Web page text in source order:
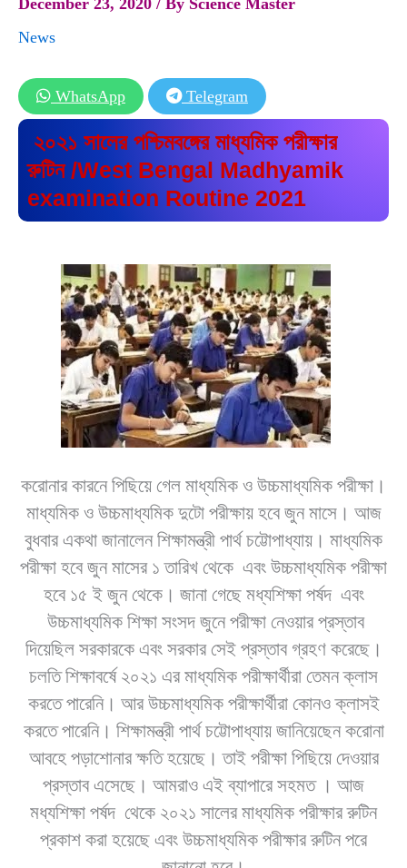
News
WhatsApp Telegram
২০২১ সালের পশ্চিমবঙ্গের মাধ্যমিক পরীক্ষার
রুটিন /West Bengal Madhyamik
examination Routine 2021
করোনার কারনে পিছিয়ে গেল মাধ্যমিক ও উচ্চমাধ্যমিক পরীক্ষা।
মাধ্যমিক ও উচ্চমাধ্যমিক দুটো পরীক্ষায় হবে জুন মাসে। আজ
বুধবার একথা জানালেন শিক্ষামন্ত্রী পার্থ চট্টোপাধ্যায়। মাধ্যমিক
পরীক্ষা হবে জুন মাসের ১ তারিখ থেকে এবং উচ্চমাধ্যমিক পরীক্ষা
হবে ১৫ ই জুন থেকে। জানা গেছে মধ্যশিক্ষা পর্ষদ এবং
উচ্চমাধ্যমিক শিক্ষা সংসদ জুনে পরীক্ষা নেওয়ার প্রস্তাব
দিয়েছিল সরকারকে এবং সরকার সেই প্রস্তাব গ্রহণ করেছে।
চলতি শিক্ষাবর্ষে ২০২১ এর মাধ্যমিক পরীক্ষার্থীরা তেমন ক্লাস
করতে পারেনি। আর উচ্চমাধ্যমিক পরীক্ষার্থীরা কোনও ক্লাসই
করতে পারেনি। শিক্ষামন্ত্রী পার্থ চট্টোপাধ্যায় জানিয়েছেন করোনা
আবহে পড়াশোনার ক্ষতি হয়েছে। তাই পরীক্ষা পিছিয়ে দেওয়ার
প্রস্তাব এসেছে। আমরাও এই ব্যাপারে সহমত । আজ
মধ্যশিক্ষা পর্ষদ থেকে ২০২১ সালের মাধ্যমিক পরীক্ষার রুটিন
প্রকাশ করা হয়েছে এবং উচ্চমাধ্যমিক পরীক্ষার রুটিন পরে